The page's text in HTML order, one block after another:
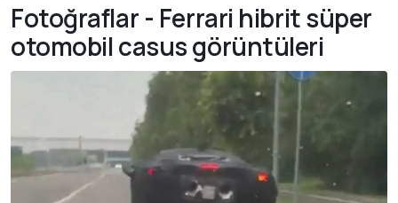
Fotoğraflar - Ferrari hibrit süper
otomobil casus görüntüleri